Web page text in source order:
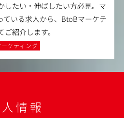
したい・伸ばしたい方必見。マ
ている求人から、BtoBマーケテ
紹介します。
ーケティング
情報